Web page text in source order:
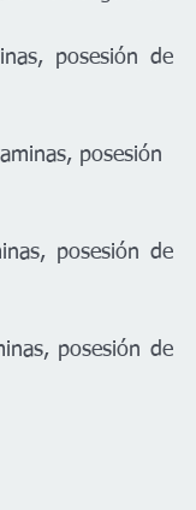
posesión de
posesión
posesión de
posesión de